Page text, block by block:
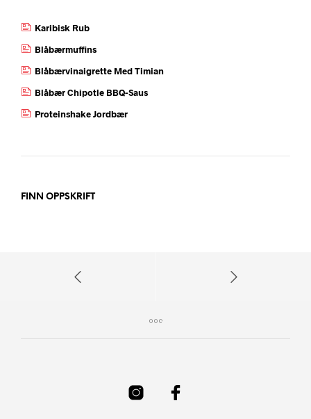
Karibisk Rub
Blåbærmuffins
Blåbærvinaigrette Med Timian
Blåbær Chipotle BBQ-Saus
Proteinshake Jordbær
FINN OPPSKRIFT